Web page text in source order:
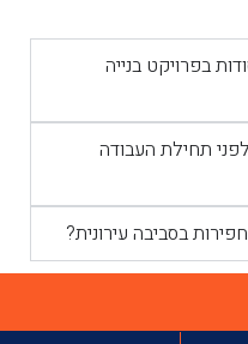
בפרויקט בנייה
תחילת העבודה
בסביבה עירונית?